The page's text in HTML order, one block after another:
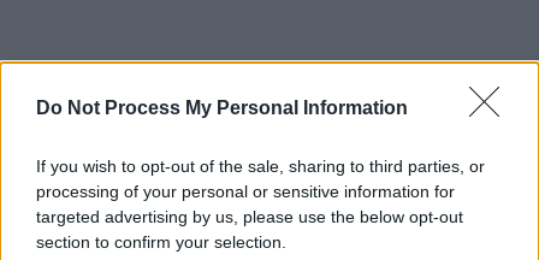
Do Not Process My Personal Information
If you wish to opt-out of the sale, sharing to third parties, or
processing of your personal or sensitive information for
targeted advertising by us, please use the below opt-out
section to confirm your selection.